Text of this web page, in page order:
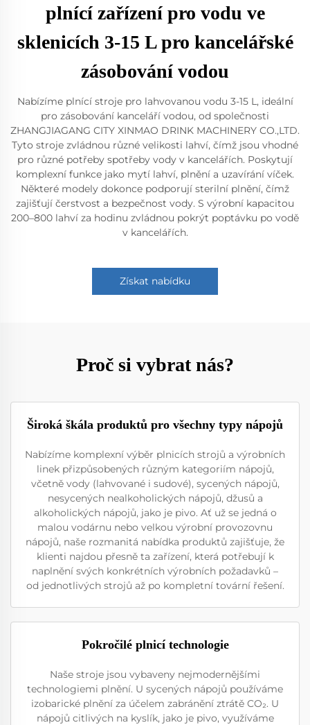
plnící zařízení pro vodu ve
sklenicích 3-15 L pro kancelářské
zásobování vodou
Nabízíme plnící stroje pro lahvovanou vodu 3-15 L, ideální
pro zásobování kanceláří vodou, od společnosti
ZHANGJIAGANG CITY XINMAO DRINK MACHINERY CO.,LTD.
Tyto stroje zvládnou různé velikosti lahví, čímž jsou vhodné
pro různé potřeby spotřeby vody v kancelářích. Poskytují
komplexní funkce jako mytí lahví, plnění a uzavírání víček.
Některé modely dokonce podporují sterilní plnění, čímž
zajišťují čerstvost a bezpečnost vody. S výrobní kapacitou
200–800 lahví za hodinu zvládnou pokrýt poptávku po vodě
v kancelářích.
Získat nabídku
Proč si vybrat nás?
Široká škála produktů pro všechny typy nápojů
Nabízíme komplexní výběr plnicích strojů a výrobních
linek přizpůsobených různým kategoriím nápojů,
včetně vody (lahvované i sudové), sycených nápojů,
nesycených nealkoholických nápojů, džusů a
alkoholických nápojů, jako je pivo. Ať už se jedná o
malou vodárnu nebo velkou výrobní provozovnu
nápojů, naše rozmanitá nabídka produktů zajišťuje, že
klienti najdou přesně ta zařízení, která potřebují k
naplnění svých konkrétních výrobních požadavků –
od jednotlivých strojů až po kompletní tovární řešení.
Pokročilé plnicí technologie
Naše stroje jsou vybaveny nejmodernějšími
technologiemi plnění. U sycených nápojů používáme
izobarické plnění za účelem zabránění ztrátě CO₂. U
nápojů citlivých na kyslík, jako je pivo, využíváme